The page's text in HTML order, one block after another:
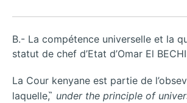
B.- La compétence universelle et la
statut de chef d’Etat d’Omar El
La Cour kenyane est partie de
laquelle, ̏ under the principle of